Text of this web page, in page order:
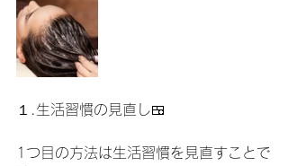
１.生活習慣の見直し🍱
1つ目の方法は生活習慣を見直すことで